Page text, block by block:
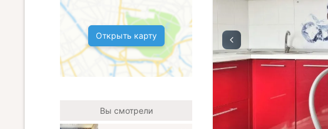
Открыть карту
Вы смотрели